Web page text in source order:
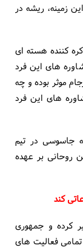
زمینه، ریشه در
کننده هسته ای
های این فرد
موثر بوده و چه
های این فرد
جاسوسی در تیم
روحانی بر عهده
کند
کرده و جمهوری
و طی 2 سال مذاکره تمامی فعالیت های